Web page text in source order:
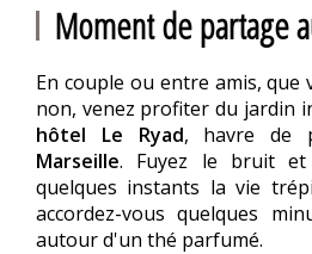
Moment de partage
En couple ou entre amis, que
non, venez profiter du jardin
hôtel Le Ryad, havre de
Marseille. Fuyez le bruit et
quelques instants la vie
accordez-vous quelques
autour d'un thé parfumé.